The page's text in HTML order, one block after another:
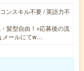
ンスキル不要 / 英語力不
髪型自由！○応募後の流
メールにてw…